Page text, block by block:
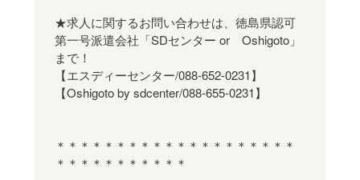
★求人に関するお問い合わせは、徳島県認可
第一号派遣会社「SDセンター or Oshigoto」
まで！
【エスディーセンター/088-652-0231】
【Oshigoto by sdcenter/088-655-0231】
＊＊＊＊＊＊＊＊＊＊＊＊＊＊＊＊＊＊＊＊
＊＊＊＊＊＊＊＊＊＊＊